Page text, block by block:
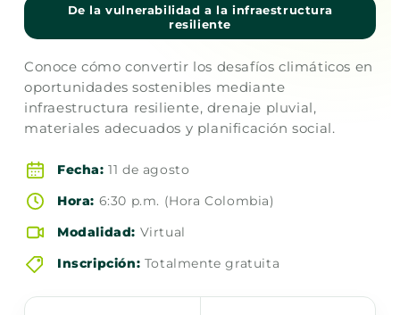
De la vulnerabilidad a la infraestructura
resiliente
Conoce cómo convertir los desafíos climáticos en
oportunidades sostenibles mediante
infraestructura resiliente, drenaje pluvial,
materiales adecuados y planificación social.
Fecha: 11 de agosto
Hora: 6:30 p.m. (Hora Colombia)
Modalidad: Virtual
Inscripción: Totalmente gratuita